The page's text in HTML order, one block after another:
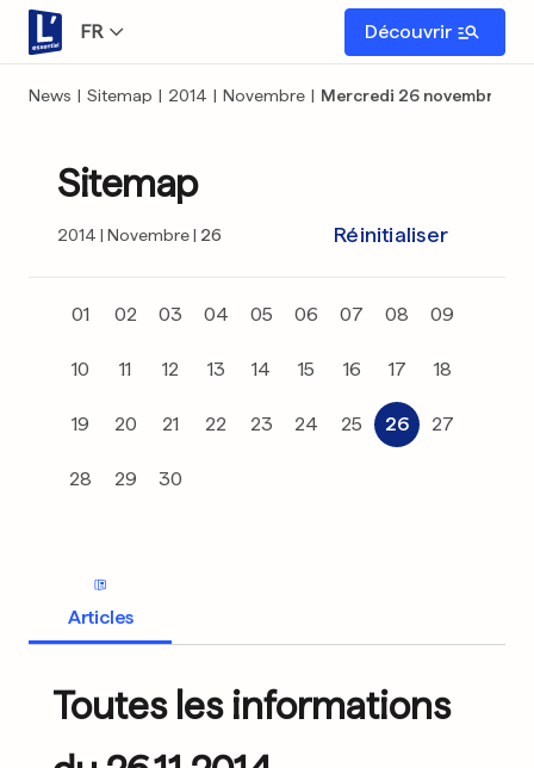
FR Découvrir
News | Sitemap | 2014 | Novembre | Mercredi 26 novembre
Sitemap
2014 Novembre 26 Réinitialiser
01 02 03 04 05 06 07 08 09
10 11 12 13 14 15 16 17 18
19 20 21 22 23 24 25 26 27
28 29 30
Articles
Toutes les informations